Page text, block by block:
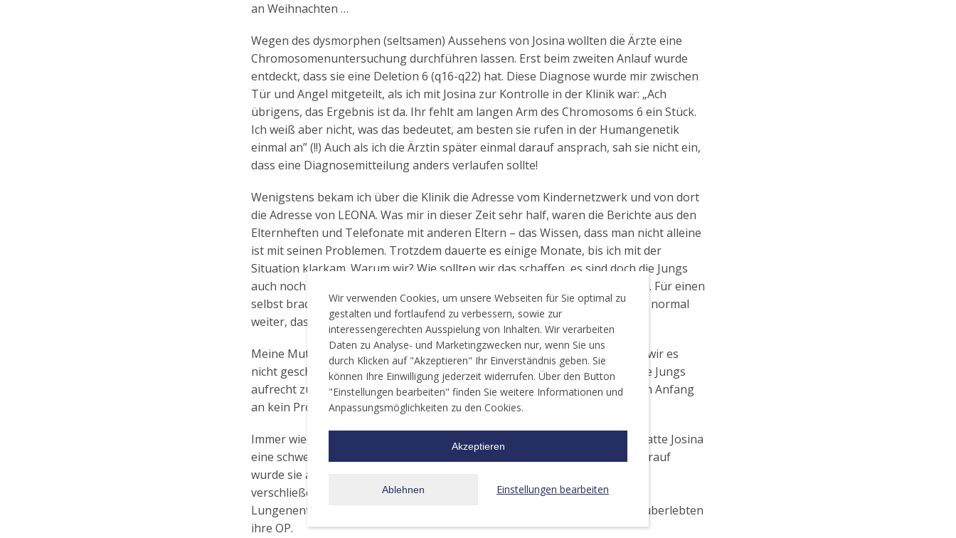
an Weihnachten …
Wegen des dysmorphen (seltsamen) Aussehens von Josina wollten die Ärzte eine
Chromosomenuntersuchung durchführen lassen. Erst beim zweiten Anlauf wurde
entdeckt, dass sie eine Deletion 6 (q16-q22) hat. Diese Diagnose wurde mir zwischen
Tür und Angel mitgeteilt, als ich mit Josina zur Kontrolle in der Klinik war: „Ach
übrigens, das Ergebnis ist da. Ihr fehlt am langen Arm des Chromosoms 6 ein Stück.
Ich weiß aber nicht, was das bedeutet, am besten sie rufen in der Humangenetik
einmal an” (!!) Auch als ich die Ärztin später einmal darauf ansprach, sah sie nicht ein,
dass eine Diagnosemitteilung anders verlaufen sollte!
Wenigstens bekam ich über die Klinik die Adresse vom Kindernetzwerk und von dort
die Adresse von LEONA. Was mir in dieser Zeit sehr half, waren die Berichte aus den
Elternheften und Telefonate mit anderen Eltern – das Wissen, dass man nicht alleine
ist mit seinen Problemen. Trotzdem dauerte es einige Monate, bis ich mit der
Situation klarkam. Warum wir? Wie sollten wir das schaffen, es sind doch die Jungs
auch noch da? So viele Träume, von denen man sich verabschieden musste. Für einen
selbst brach eine Welt zusammen und außen herum drehte sich alles ganz normal
weiter, das konnte doch nicht sein!
Meine Mutter unterstützte uns von Anfang an ganz toll – ohne sie hätten wir es
nicht geschafft, gerade im ersten Jahr ein halbwegs normales Leben für die Jungs
aufrecht zu erhalten. Auch im Freundeskreis gibt es einige Familien, die von Anfang
an kein Problem damit hatten, dass unsere Tochter behindert ist.
Immer wieder wurden wir an unsere Grenzen geführt. Mit fünf Monaten hatte Josina
eine schwere Lungenentzündung, die sie fast nicht überlebt hätte. Kurz darauf
wurde sie am Herzen operiert – es war höchste Zeit den Ductus Botalli zu
verschließen. Die OP verlief gut, aber im Anschluss hatte sie wieder eine
Lungenentzündung. Nicht alle Kinder aus ihrem Zimmer in der Herzklinik überlebten
ihre OP.
Wir verwenden Cookies, um unsere Webseiten für Sie optimal zu
gestalten und fortlaufend zu verbessern, sowie zur
interessengerechten Ausspielung von Inhalten. Wir verarbeiten
Daten zu Analyse- und Marketingzwecken nur, wenn Sie uns
durch Klicken auf "Akzeptieren" Ihr Einverständnis geben. Sie
können Ihre Einwilligung jederzeit widerrufen. Über den Button
"Einstellungen bearbeiten" finden Sie weitere Informationen und
Anpassungsmöglichkeiten zu den Cookies.
Ablehnen
Akzeptieren
Einstellungen bearbeiten